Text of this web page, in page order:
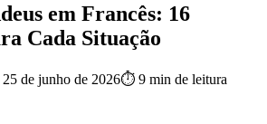
em Francês: 16
Cada Situação
de junho de 2026⏱ 9 min de leitura